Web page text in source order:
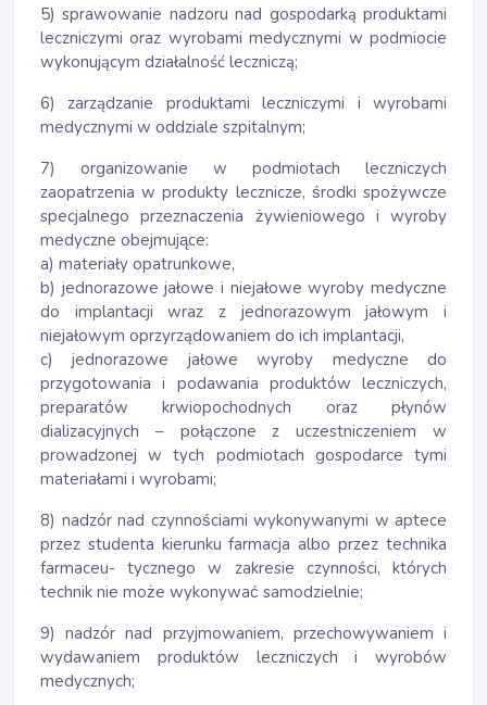
5) sprawowanie nadzoru nad gospodarką produktami
leczniczymi oraz wyrobami medycznymi w podmiocie
wykonującym działalność leczniczą;
6) zarządzanie produktami leczniczymi i wyrobami
medycznymi w oddziale szpitalnym;
7) organizowanie w podmiotach leczniczych
zaopatrzenia w produkty lecznicze, środki spożywcze
specjalnego przeznaczenia żywieniowego i wyroby
medyczne obejmujące:
a) materiały opatrunkowe,
b) jednorazowe jałowe i niejałowe wyroby medyczne
do implantacji wraz z jednorazowym jałowym i
niejałowym oprzyrządowaniem do ich implantacji,
c) jednorazowe jałowe wyroby medyczne do
przygotowania i podawania produktów leczniczych,
preparatów krwiopochodnych oraz płynów
dializacyjnych – połączone z uczestniczeniem w
prowadzonej w tych podmiotach gospodarce tymi
materiałami i wyrobami;
8) nadzór nad czynnościami wykonywanymi w aptece
przez studenta kierunku farmacja albo przez technika
farmaceu- tycznego w zakresie czynności, których
technik nie może wykonywać samodzielnie;
9) nadzór nad przyjmowaniem, przechowywaniem i
wydawaniem produktów leczniczych i wyrobów
medycznych;